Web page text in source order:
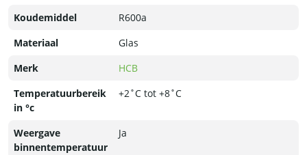
Koudemiddel
R600a
Materiaal
Glas
Merk
HCB
Temperatuurbereik
in °c
+2˚C tot +8˚C
Weergave
binnentemperatuur
Ja